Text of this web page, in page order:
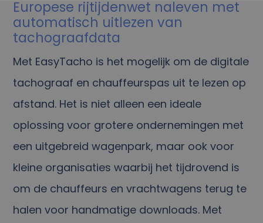
Europese rijtijdenwet naleven met
automatisch uitlezen van
tachograafdata
Met EasyTacho is het mogelijk om de digitale
tachograaf en chauffeurspas uit te lezen op
afstand. Het is niet alleen een ideale
oplossing voor grotere ondernemingen met
een uitgebreid wagenpark, maar ook voor
kleine organisaties waarbij het tijdrovend is
om de chauffeurs en vrachtwagens terug te
halen voor handmatige downloads. Met